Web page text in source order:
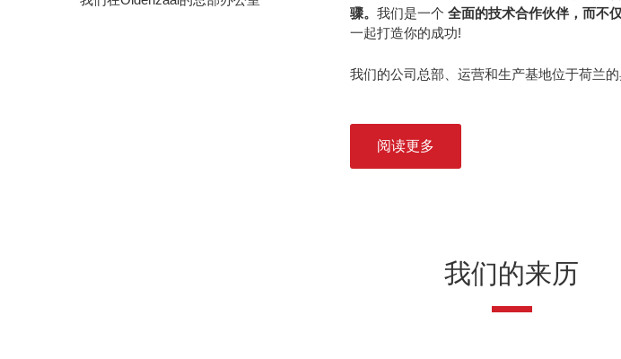
骤。 我们是一个 全面的技术合作伙伴，而不
一起打造你的成功!
我们的公司总部、运营和生产基地位于荷兰
阅读更多
我们的来历